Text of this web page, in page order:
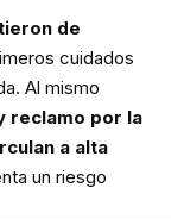
de
cuidados
Al mismo
reclamo por la
a alta
un riesgo